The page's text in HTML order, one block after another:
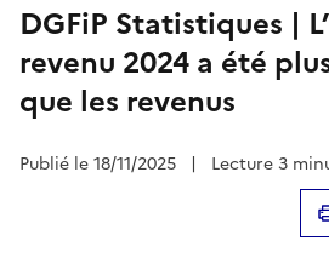
DGFiP Statistiques |
revenu 2024 a été
que les revenus
Publié le 18/11/2025 | Lecture 3